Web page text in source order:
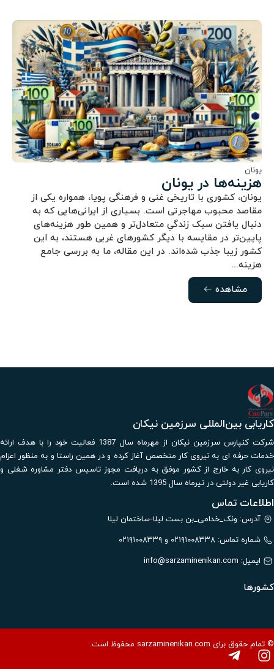
یونان
هزینه‌ها در یونان
یونان، کشوری با تاریخی غنی و فرهنگی پویا، همواره یکی از
مقاصد محبوب مهاجرتی است. بسیاری از ایرانی‌هایی که به
دنبال یافتن سبک زندگیِ متعادل‌تر و همین طور هزینه‌های
پایین‌تر در مقایسه با دیگر کشورهای غربی هستند، به این
کشور زیبا جذب شده‌اند. در این مقاله، ما به بررسی جامع
هزینه‌...
مشاهده
کاریابی بین‌المللی سرزمین نیکان
شرکت کنپارس سرزمین نیکان از مهرماه سال 1387 فعالیت خود را با هدف ارائه
خدمات حرفه ای به نیروی کار متخصص آغاز کرده و در همین راستا و به منظور اعزام
نیروی کار به خارج از کشور موفق به دریافت مجوز تاسیس دفتر مشاوره شغلی و
کاریابی غیر دولتی در تیرماه سال 1395 شده است.
اطلاعات تماس
آدرس: ونک_خدامی_بن بست لیلا-ساختمان لیلا
شماره تماس: ۰۲۱۹۱۰۰۸۳۳۸ و ۰۲۱۹۱۰۰۸۳۳۹
ایمیل: info@sarzaminenikan.com
کشورها
© تمام حقوق برای sarzaminenikan.com محفوظ است.